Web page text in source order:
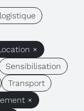
×
Sensibilisation
Transport
×